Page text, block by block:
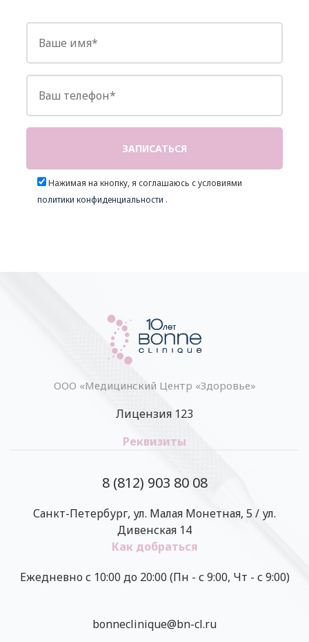
Нажимая на кнопку, я соглашаюсь с условиями
политики конфиденциальности .
ООО «Медицинский Центр «Здоровье»
Лицензия 123
Реквизиты
8 (812) 903 80 08
Санкт-Петербург, ул. Малая Монетная, 5 / ул.
Дивенская 14
Как добраться
Ежедневно с 10:00 до 20:00 (Пн - с 9:00, Чт - с 9:00)
bonneclinique@bn-cl.ru